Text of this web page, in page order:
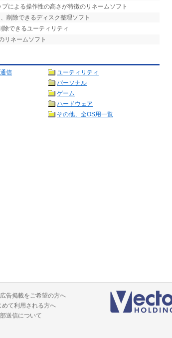
による操作性の高さが特徴のリネームソフト
削除できるディスク整理ソフト
できるユーティリティ
リネームソフト
信
ユーティリティ
パーソナル
ゲーム
ハードウェア
その他、全OS用一覧
広告掲載をご希望の方へ
めて利用される方へ
送信について